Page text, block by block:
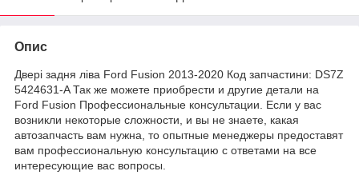
Опис
Двері задня ліва Ford Fusion 2013-2020 Код запчастини: DS7Z
5424631-A Так же можете приобрести и другие детали на
Ford Fusion Профессиональные консультации. Если у вас
возникли некоторые сложности, и вы не знаете, какая
автозапчасть вам нужна, то опытные менеджеры предоставят
вам профессиональную консультацию с ответами на все
интересующие вас вопросы.